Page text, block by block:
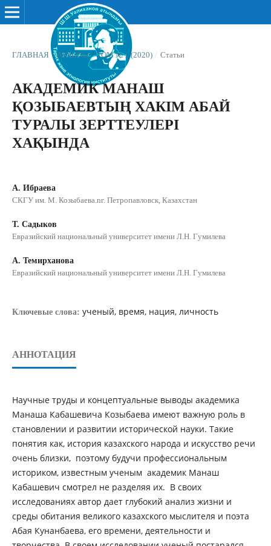
ГЛАВНАЯ / АРХИВЫ / ТОМ № 1 (2020) / Статьи
АКАДЕМИК МАНАШ
ҚОЗЫБАЕВТЫҢ ХАКІМ АБАЙ
ТУРАЛЫ ЗЕРТТЕУЛЕРІ
ХАҚЫНДА
А. Ибраева
СКГУ им. М. Козыбаева.nг. Петропавловск, Казахстан
Т. Садыков
Евразийский национальный университет имени Л.Н. Гумилева
А. Темирханова
Евразийский национальный университет имени Л.Н. Гумилева
Ключевые слова: ученый, время, нация, личность
АННОТАЦИЯ
Научные труды и концептуальные выводы академика
Манаша Кабашевича Козыбаева имеют важную роль в
становлении и развитии исторической науки. Такие
понятия как, история казахского народа и искусство речи
очень близки, поэтому будучи профессиональным
историком, известным ученым академик Манаш
Кабашевич смотрел не разделяя их. В своих
исследованиях автор дает глубокий анализ жизни и
среды обитания великого казахского мыслителя и поэта
Абая Кунанбаева, его времени, деятельности и